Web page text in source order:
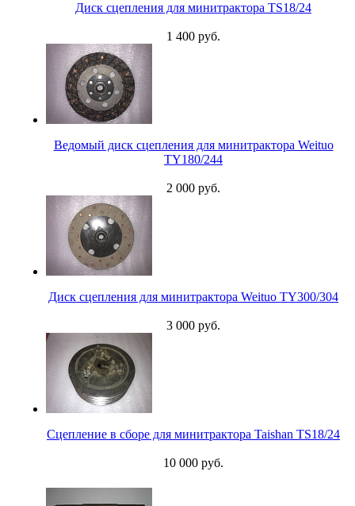
Диск сцепления для минитрактора TS18/24
1 400 руб.
Ведомый диск сцепления для минитрактора Weituo
TY180/244
2 000 руб.
Диск сцепления для минитрактора Weituo TY300/304
3 000 руб.
Сцепление в сборе для минитрактора Taishan TS18/24
10 000 руб.